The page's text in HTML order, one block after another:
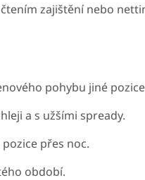
zajištění nebo
pohybu jiné
a s užšími spready.
přes noc.
období.